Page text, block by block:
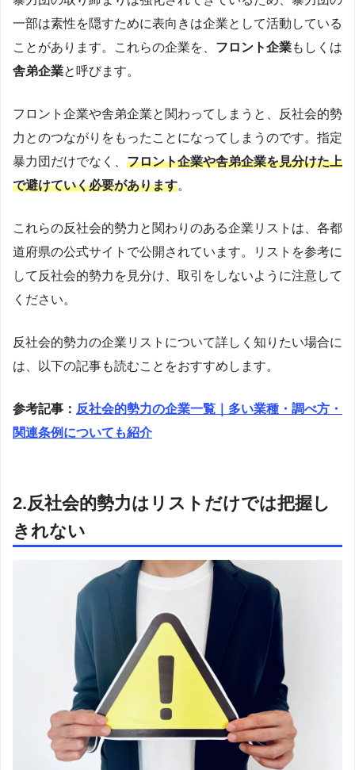
一部は素性を隠すために表向きは企業として活動している
ことがあります。これらの企業を、 フロント企業もしくは
舎弟企業と呼びます。
フロント企業や舎弟企業と関わってしまうと、反社会的勢
力とのつながりをもったことになってしまうのです。指定
暴力団だけでなく、 フロント企業や舎弟企業を見分けた上
で避けていく必要があります。
これらの反社会的勢力と関わりのある企業リストは、各都
道府県の公式サイトで公開されています。リストを参考に
して反社会的勢力を見分け、取引をしないように注意して
ください。
反社会的勢力の企業リストについて詳しく知りたい場合に
は、以下の記事も読むことをおすすめします。
参考記事： 反社会的勢力の企業一覧｜多い業種・調べ方・
関連条例についても紹介
2.反社会的勢力はリストだけでは把握し
きれない